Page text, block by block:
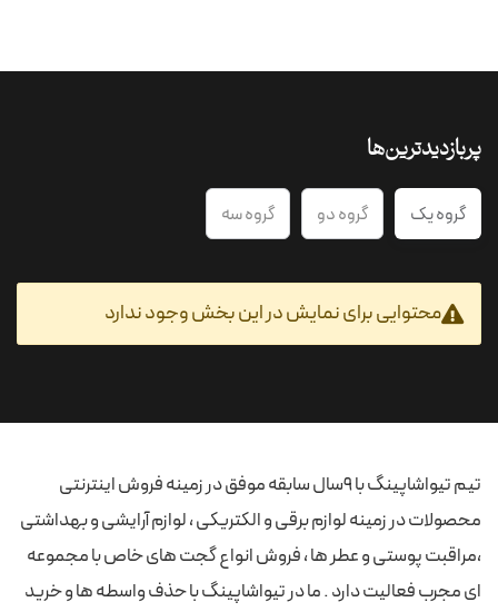
پربازدیدترین‌ها
گروه یک گروه دو گروه سه
محتوایی برای نمایش در این بخش وجود ندارد
تیم تیواشاپینگ با 9سال سابقه موفق در زمینه فروش اینترنتی
محصولات در زمینه لوازم برقی و الکتریکی ، لوازم آرایشی و بهداشتی
،مراقبت پوستی و عطر ها ، فروش انواع گجت های خاص با مجموعه
ای مجرب فعالیت دارد . ما در تیواشاپینگ با حذف واسطه ها و خرید